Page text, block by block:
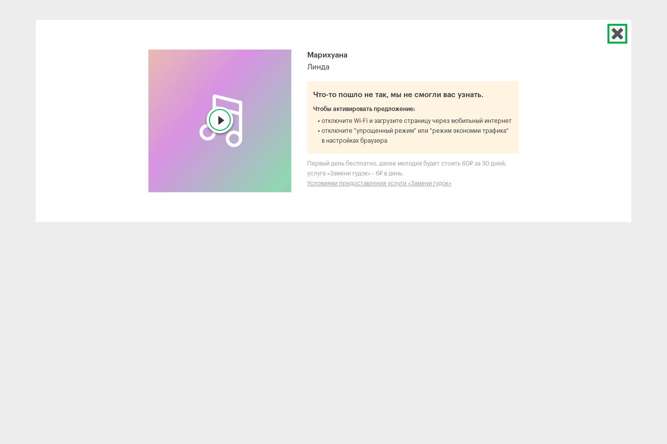
Марихуана
Линда
Что-то пошло не так, мы не смогли вас узнать.
Чтобы активировать предложение:
отключите Wi-Fi и загрузите страницу через мобильный интернет
отключите "упрощенный режим" или "режим экономии трафика"
в настройках браузера
Первый день бесплатно, далее мелодия будет стоить 60₽ за 30 дней,
услуга «Замени гудок» - 6₽ в день.
Условиями предоставления услуги «Замени гудок»